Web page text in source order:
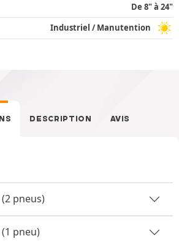
De 8" à 24"
Industriel / Manutention
DESCRIPTION AVIS
pneus)
pneu)